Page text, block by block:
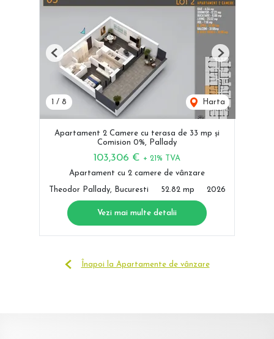
1 / 8 Harta
Previous Next
Apartament 2 Camere cu terasa de 33 mp și
Comision 0%, Pallady
103,306 € + 21% TVA
Apartament cu 2 camere de vânzare
Theodor Pallady, Bucuresti 52.82 mp 2026
Vezi mai multe detalii
Înapoi la Apartamente de vânzare